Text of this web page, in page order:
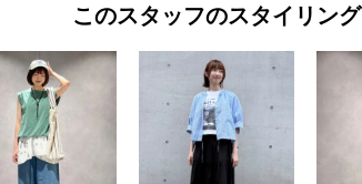
このスタッフのスタイリング